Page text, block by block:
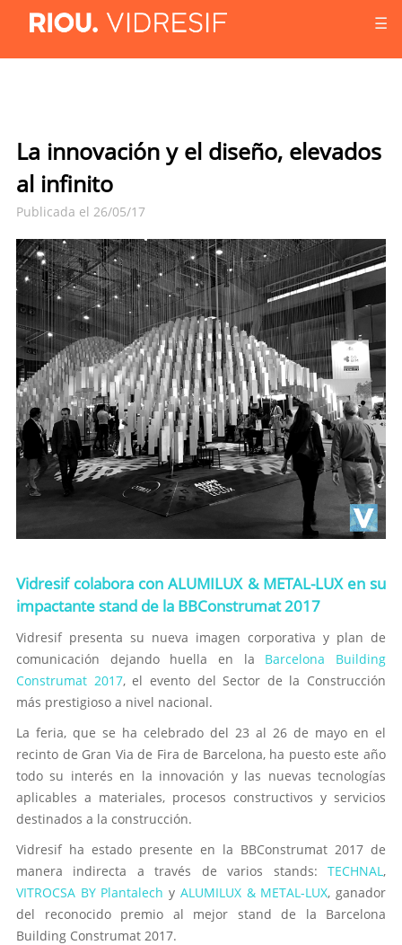
☰
La innovación y el diseño, elevados
al infinito
Publicada el 26/05/17
Vidresif colabora con ALUMILUX & METAL-LUX en su
impactante stand de la BBConstrumat 2017
Vidresif presenta su nueva imagen corporativa y plan de
comunicación dejando huella en la Barcelona Building
Construmat 2017, el evento del Sector de la Construcción
más prestigioso a nivel nacional.
La feria, que se ha celebrado del 23 al 26 de mayo en el
recinto de Gran Via de Fira de Barcelona, ​​ha puesto este año
todo su interés en la innovación y las nuevas tecnologías
aplicables a materiales, procesos constructivos y servicios
destinados a la construcción.
Vidresif ha estado presente en la BBConstrumat 2017 de
manera indirecta a través de varios stands: TECHNAL ,
VITROCSA BY Plantalech y ALUMILUX & METAL-LUX, ganador
del reconocido premio al mejor stand de la Barcelona
Building Construmat 2017.